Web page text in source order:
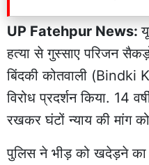
UP Fatehpur News:
हत्या से गुस्साए परिजन
बिंदकी कोतवाली
विरोध प्रदर्शन किया. 14
रखकर घंटों न्याय की मांग
पुलिस ने भीड़ को खदेड़ने का